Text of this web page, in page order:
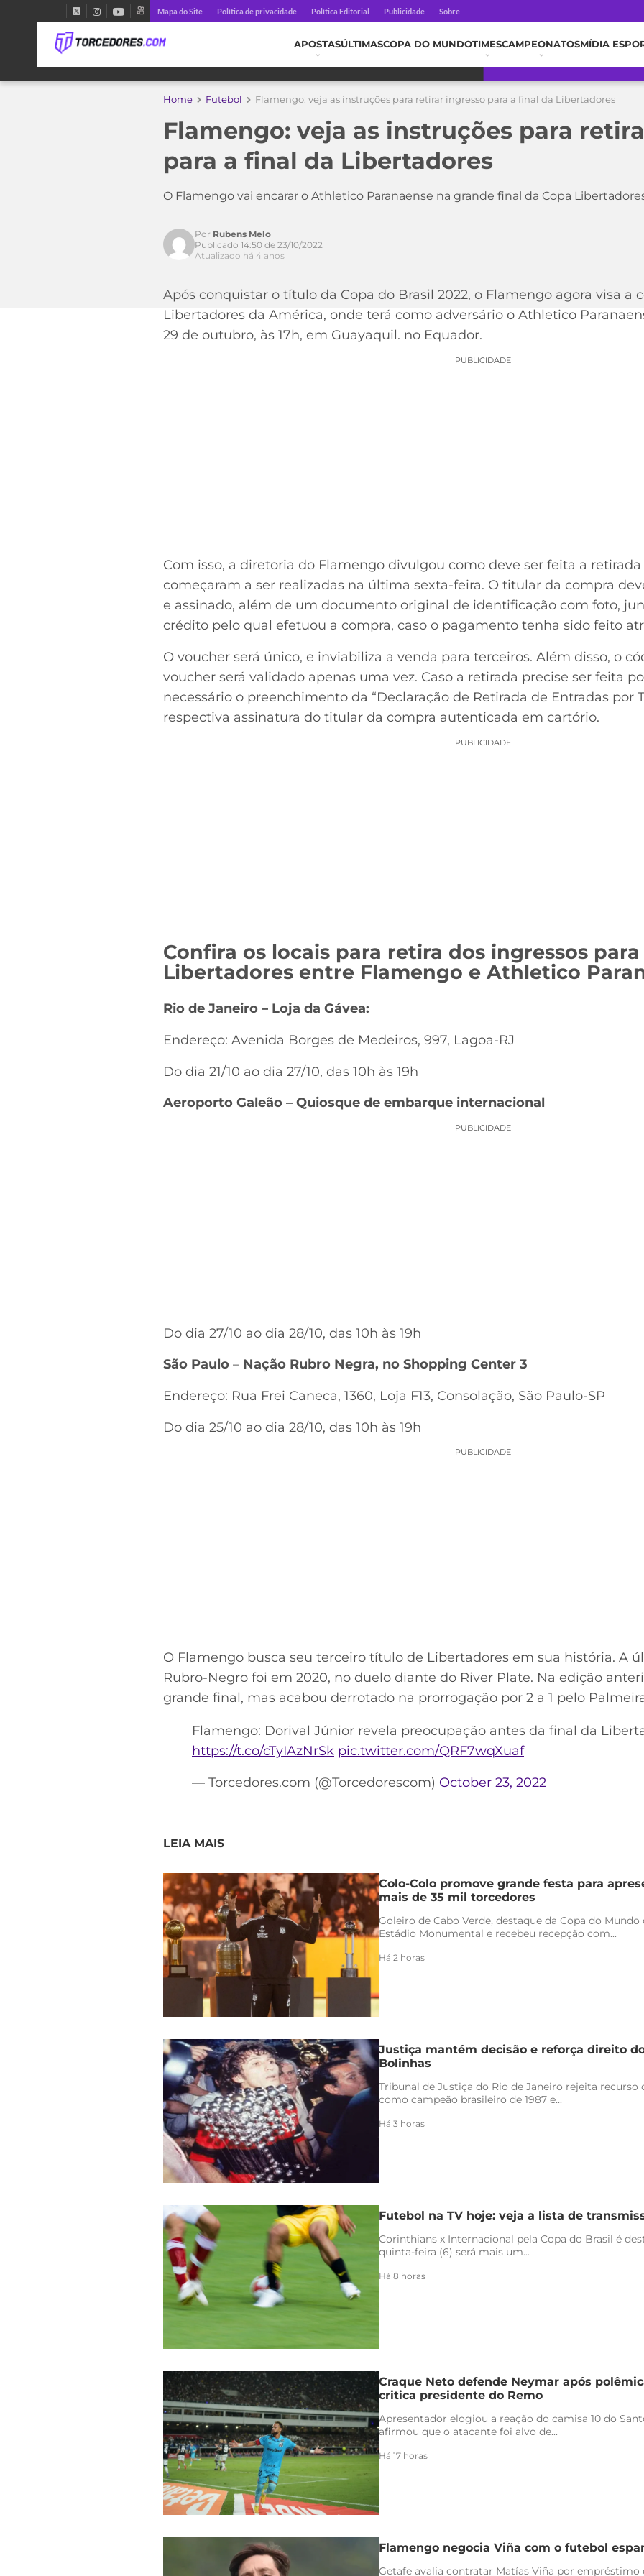
Mapa do Site Política de privacidade Política Editorial Publicidade Sobre
APOSTASÚLTIMASCOPA DO MUNDOTIMESCAMPEONATOSMÍDIA
Home Futebol Flamengo: veja as instruções para retirar ingresso para a final da Libertadores
Flamengo: veja as instruções para
para a final da Libertadores
O Flamengo vai encarar o Athletico Paranaense na grande final da Copa
Por Rubens Melo
Publicado 14:50 de 23/10/2022
Atualizado há 4 anos
Após conquistar o título da Copa do Brasil 2022, o Flamengo agora visa a
Libertadores da América, onde terá como adversário o Athletico
29 de outubro, às 17h, em Guayaquil. no Equador.
PUBLICIDADE
Com isso, a diretoria do Flamengo divulgou como deve ser feita a retirada
começaram a ser realizadas na última sexta-feira. O titular da compra
e assinado, além de um documento original de identificação com foto,
crédito pelo qual efetuou a compra, caso o pagamento tenha sido feito
O voucher será único, e inviabiliza a venda para terceiros. Além disso, o
voucher será validado apenas uma vez. Caso a retirada precise ser feita
necessário o preenchimento da “Declaração de Retirada de Entradas por
respectiva assinatura do titular da compra autenticada em cartório.
PUBLICIDADE
Confira os locais para retira dos ingressos
Libertadores entre Flamengo e Athletico
Rio de Janeiro – Loja da Gávea:
Endereço: Avenida Borges de Medeiros, 997, Lagoa-RJ
Do dia 21/10 ao dia 27/10, das 10h às 19h
Aeroporto Galeão – Quiosque de embarque internacional
PUBLICIDADE
Do dia 27/10 ao dia 28/10, das 10h às 19h
São Paulo – Nação Rubro Negra, no Shopping Center 3
Endereço: Rua Frei Caneca, 1360, Loja F13, Consolação, São Paulo-SP
Do dia 25/10 ao dia 28/10, das 10h às 19h
PUBLICIDADE
O Flamengo busca seu terceiro título de Libertadores em sua história. A
Rubro-Negro foi em 2020, no duelo diante do River Plate. Na edição
grande final, mas acabou derrotado na prorrogação por 2 a 1 pelo
Flamengo: Dorival Júnior revela preocupação antes da final da
https://t.co/cTyIAzNrSk pic.twitter.com/QRF7wqXuaf
— Torcedores.com (@Torcedorescom) October 23, 2022
LEIA MAIS
Colo-Colo promove grande festa para
mais de 35 mil torcedores
Goleiro de Cabo Verde, destaque da Copa do
Estádio Monumental e recebeu recepção com...
Há 2 horas
Justiça mantém decisão e reforça direito
Bolinhas
Tribunal de Justiça do Rio de Janeiro rejeita
como campeão brasileiro de 1987 e...
Há 3 horas
Futebol na TV hoje: veja a lista de
Corinthians x Internacional pela Copa do Brasil é
quinta-feira (6) será mais um...
Há 8 horas
Craque Neto defende Neymar após
critica presidente do Remo
Apresentador elogiou a reação do camisa 10 do
afirmou que o atacante foi alvo de...
Há 17 horas
Flamengo negocia Viña com o futebol
Getafe avalia contratar Matías Viña por empréstimo